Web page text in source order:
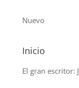
Nuevo
Inicio
El gran escritor: